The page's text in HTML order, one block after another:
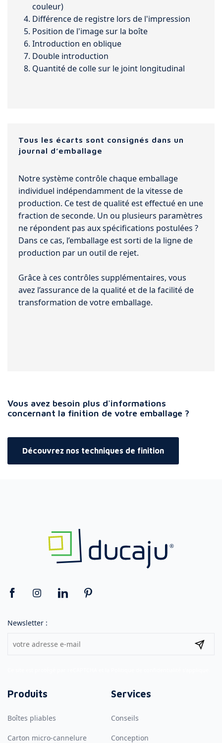
couleur)
Différence de registre lors de l'impression
Position de l'image sur la boîte
Introduction en oblique
Double introduction
Quantité de colle sur le joint longitudinal
Tous les écarts sont consignés dans un
journal d’emballage
Notre système contrôle chaque emballage
individuel indépendamment de la vitesse de
production. Ce test de qualité est effectué en une
fraction de seconde. Un ou plusieurs paramètres
ne répondent pas aux spécifications postulées ?
Dans ce cas, l’emballage est sorti de la ligne de
production par un outil de rejet.
Grâce à ces contrôles supplémentaires, vous
avez l’assurance de la qualité et de la facilité de
transformation de votre emballage.
Vous avez besoin plus d'informations
concernant la finition de votre emballage ?
Découvrez nos techniques de finition
Newsletter :
Produits
Boîtes pliables
Carton micro-cannelure
Services
Conseils
Conception